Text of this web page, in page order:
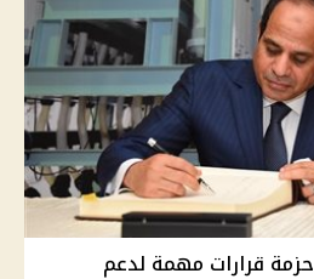
قرارات مهمة لدعم